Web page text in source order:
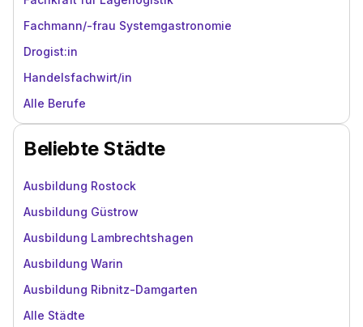
Fachmann/-frau Systemgastronomie
Drogist:in
Handelsfachwirt/in
Alle Berufe
Beliebte Städte
Ausbildung Rostock
Ausbildung Güstrow
Ausbildung Lambrechtshagen
Ausbildung Warin
Ausbildung Ribnitz-Damgarten
Alle Städte